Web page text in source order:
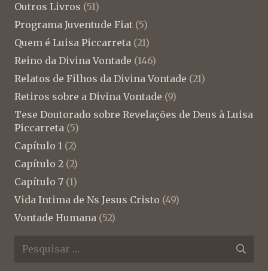
Outros Livros (51)
Programa Juventude Fiat (5)
Quem é Luisa Piccarreta (21)
Reino da Divina Vontade (146)
Relatos de Filhos da Divina Vontade (21)
Retiros sobre a Divina Vontade (9)
Tese Doutorado sobre Revelações de Deus à Luisa
Piccarreta (5)
Capítulo 1 (2)
Capítulo 2 (2)
Capítulo 7 (1)
Vida Intima de Ns Jesus Cristo (49)
Vontade Humana (52)
Pesquisar